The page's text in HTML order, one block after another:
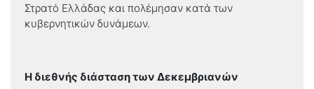
Στρατό Ελλάδας και πολέμησαν κατά των
κυβερνητικών δυνάμεων.
Η διεθνής διάσταση των Δεκεμβριανών